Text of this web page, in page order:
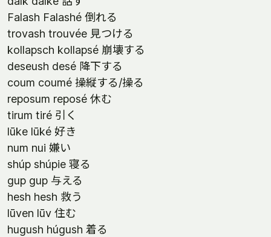
Falash Falashé 倒れる
trovash trouvée 見つける
kollapsch kollapsé 崩壊する
deseush desé 降下する
coum coumé 操縦する/操る
reposum reposé 休む
tirum tiré 引く
lūke lūké 好き
num nui 嫌い
shúp shúpie 寝る
gup gup 与える
hesh hesh 救う
lūven lūv 住む
hugush húgush 着る